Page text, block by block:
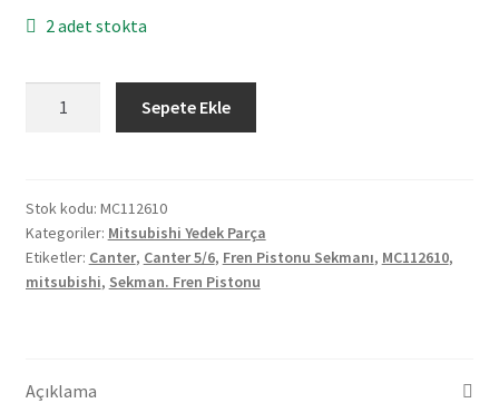
2 adet stokta
Fren
Pistonu
Sekmanı
MC112610
Sepete Ekle
Stok kodu: MC112610
Kategoriler: Mitsubishi Yedek Parça
Etiketler: Canter, Canter 5/6, Fren Pistonu Sekmanı, MC112610,
mitsubishi, Sekman. Fren Pistonu
Açıklama